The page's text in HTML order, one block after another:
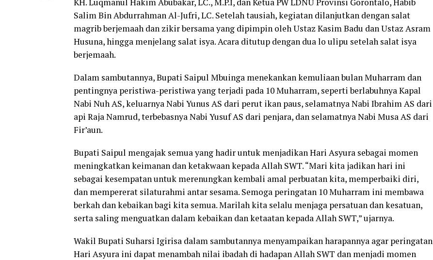
Salim Bin Abdurrahman Al-Jufri, LC. Setelah tausiah, kegiatan dilanjutkan dengan salat
magrib berjemaah dan zikir bersama yang dipimpin oleh Ustaz Kasim Badu dan Ustaz Asram
Husuna, hingga menjelang salat isya. Acara ditutup dengan dua lo ulipu setelah salat isya
berjemaah.
Dalam sambutannya, Bupati Saipul Mbuinga menekankan kemuliaan bulan Muharram dan
pentingnya peristiwa-peristiwa yang terjadi pada 10 Muharram, seperti berlabuhnya Kapal
Nabi Nuh AS, keluarnya Nabi Yunus AS dari perut ikan paus, selamatnya Nabi Ibrahim AS dari
api Raja Namrud, terbebasnya Nabi Yusuf AS dari penjara, dan selamatnya Nabi Musa AS dari
Fir’aun.
Bupati Saipul mengajak semua yang hadir untuk menjadikan Hari Asyura sebagai momen
meningkatkan keimanan dan ketakwaan kepada Allah SWT. “Mari kita jadikan hari ini
sebagai kesempatan untuk merenungkan kembali amal perbuatan kita, memperbaiki diri,
dan mempererat silaturahmi antar sesama. Semoga peringatan 10 Muharram ini membawa
berkah dan kebaikan bagi kita semua. Marilah kita selalu menjaga persatuan dan kesatuan,
serta saling menguatkan dalam kebaikan dan ketaatan kepada Allah SWT,” ujarnya.
Wakil Bupati Suharsi Igirisa dalam sambutannya menyampaikan harapannya agar peringatan
Hari Asyura ini dapat menambah nilai ibadah di hadapan Allah SWT dan menjadi momen